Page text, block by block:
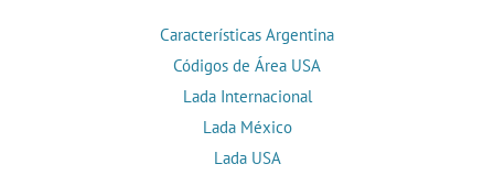
Características Argentina
Códigos de Área USA
Lada Internacional
Lada México
Lada USA